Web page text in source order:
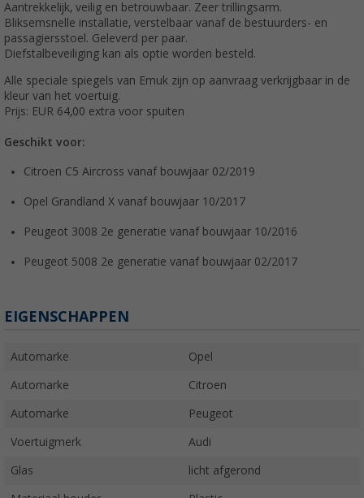
Aantrekkelijk, veilig en betrouwbaar. Zeer trillingsarm.
Bliksemsnelle installatie, verstelbaar vanaf de bestuurders- en
passagiersstoel. Geleverd per paar.
Diefstalbeveiliging kan als optie worden besteld.
Alle speciale spiegels van Emuk zijn op aanvraag verkrijgbaar in de
kleur van het voertuig.
Prijs: EUR 64,00 extra voor spuiten
Geschikt voor:
Citroen C5 Aircross vanaf bouwjaar 02/2019
Opel Grandland X vanaf bouwjaar 10/2017
Peugeot 3008 2e generatie vanaf bouwjaar 10/2016
Peugeot 5008 2e generatie vanaf bouwjaar 02/2017
EIGENSCHAPPEN
Automarke Opel
Automarke Citroen
Automarke Peugeot
Voertuigmerk Audi
Glas licht afgerond